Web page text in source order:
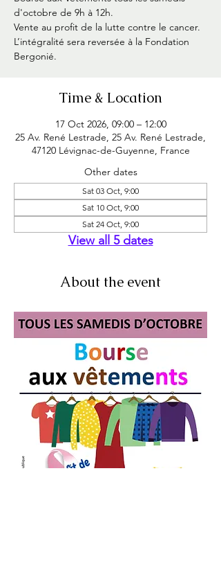
d'octobre de 9h à 12h.
Vente au profit de la lutte contre le cancer.
L’intégralité sera reversée à la Fondation
Bergonié.
Time & Location
17 Oct 2026, 09:00 – 12:00
25 Av. René Lestrade, 25 Av. René Lestrade,
47120 Lévignac-de-Guyenne, France
Other dates
Sat 03 Oct, 9:00
Sat 10 Oct, 9:00
Sat 24 Oct, 9:00
View all 5 dates
About the event